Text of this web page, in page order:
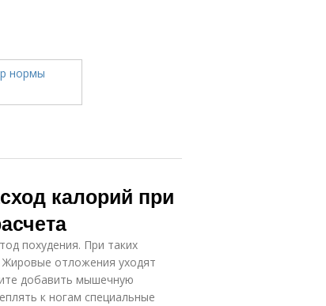
калорий при
похудения. При таких
Жировые отложения уходят
добавить мышечную
к ногам специальные